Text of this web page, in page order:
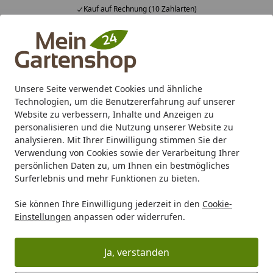
Unsere Seite verwendet Cookies und ähnliche
Technologien, um die Benutzererfahrung auf unserer
Website zu verbessern, Inhalte und Anzeigen zu
personalisieren und die Nutzung unserer Website zu
analysieren. Mit Ihrer Einwilligung stimmen Sie der
Verwendung von Cookies sowie der Verarbeitung Ihrer
persönlichen Daten zu, um Ihnen ein bestmögliches
Surferlebnis und mehr Funktionen zu bieten.
Sie können Ihre Einwilligung jederzeit in den Cookie-
Einstellungen anpassen oder widerrufen.
Ja, verstanden
Kauf auf Rechnung (10 Zahlarten)
Alle Produkte
Mein Konto
Suchen
Karibu Pools inkl. gratis Sandfilteranlage & Pool-
Starterset (Gesamtwert bis 468,99€)
Startseite
Carport/Garage/Vordach Günstige Carports und Garagen
Garagen
Ihre Artikelübersicht